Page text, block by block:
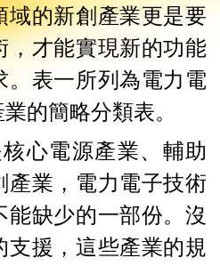
域的新創產業更是要
，才能實現新的功能
。表一所列為電力電
的簡略分類表。
心電源產業、輔助
產業，電力電子技術
能缺少的一部份。沒
支援，這些產業的規